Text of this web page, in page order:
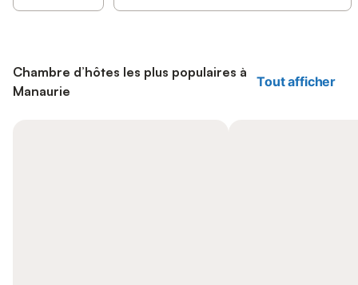
Chambre d’hôtes les plus populaires à
Manaurie
Tout afficher